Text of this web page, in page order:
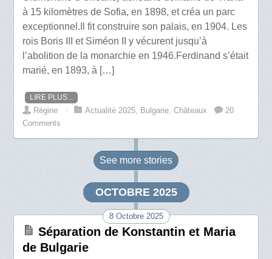
à 15 kilomètres de Sofia, en 1898, et créa un parc
exceptionnel.Il fit construire son palais, en 1904. Les
rois Boris III et Siméon II y vécurent jusqu’à
l’abolition de la monarchie en 1946.Ferdinand s’était
marié, en 1893, à […]
LIRE PLUS...
Régine ⋅ Actualité 2025, Bulgarie,Châteaux
20
Comments
See more stories
OCTOBRE 2025
8 Octobre 2025
Séparation de Konstantin et Maria
de Bulgarie